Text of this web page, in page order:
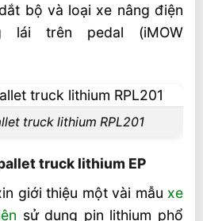
pallet truck lithium EP mẫu
pallet truck lithium EP mẫu
dòng xe nâng điện pallet
truck lithium iMOW EP
thay thế
dốc của xe nâng pallet truck
bộ và loại xe nâng điện
lái trên pedal (iMOW
truck lithium RPL201
truck lithium EP
giới thiệu một vài mẫu xe
sử dụng pin lithium phổ